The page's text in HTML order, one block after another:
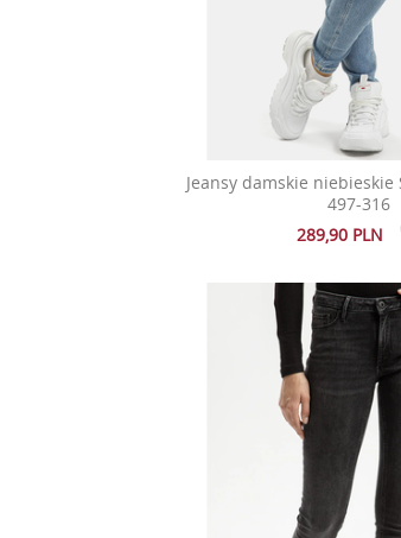
Jeansy damskie niebieskie
497-316
289,90 PLN